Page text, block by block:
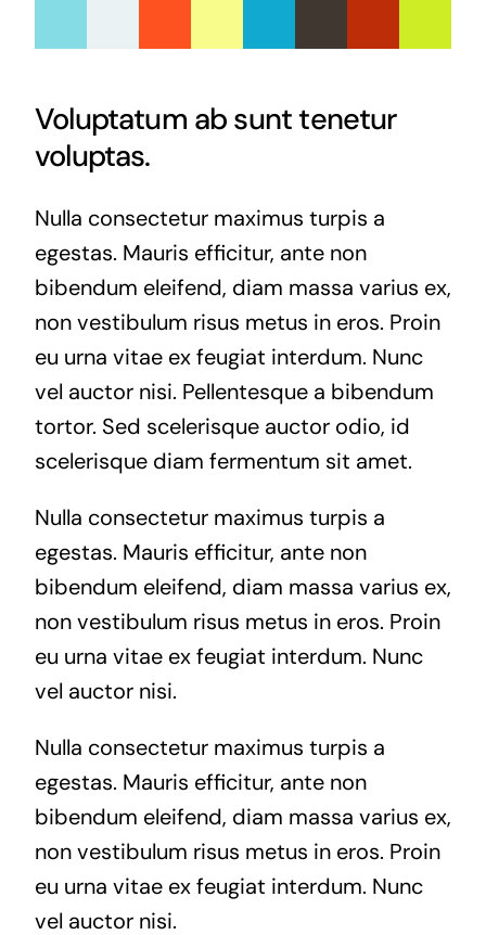
Voluptatum ab sunt tenetur
voluptas.
Nulla consectetur maximus turpis a
egestas. Mauris efficitur, ante non
bibendum eleifend, diam massa varius ex,
non vestibulum risus metus in eros. Proin
eu urna vitae ex feugiat interdum. Nunc
vel auctor nisi. Pellentesque a bibendum
tortor. Sed scelerisque auctor odio, id
scelerisque diam fermentum sit amet.
Nulla consectetur maximus turpis a
egestas. Mauris efficitur, ante non
bibendum eleifend, diam massa varius ex,
non vestibulum risus metus in eros. Proin
eu urna vitae ex feugiat interdum. Nunc
vel auctor nisi.
Nulla consectetur maximus turpis a
egestas. Mauris efficitur, ante non
bibendum eleifend, diam massa varius ex,
non vestibulum risus metus in eros. Proin
eu urna vitae ex feugiat interdum. Nunc
vel auctor nisi.